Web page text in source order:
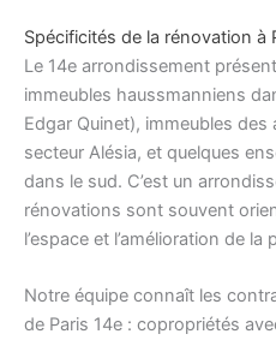
Spécificités de la rénovation à
Le 14e arrondissement
immeubles haussmanniens
Edgar Quinet), immeubles
secteur Alésia, et quelques
dans le sud. C’est un
rénovations sont souvent
l’espace et l’amélioration de
Notre équipe connaît les
de Paris 14e : copropriétés